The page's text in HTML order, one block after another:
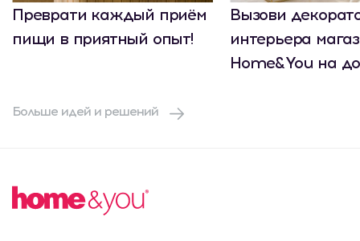
Преврати каждый приём
пищи в приятный опыт!
Вызови
интерьера
Home&You на
Больше идей и решений